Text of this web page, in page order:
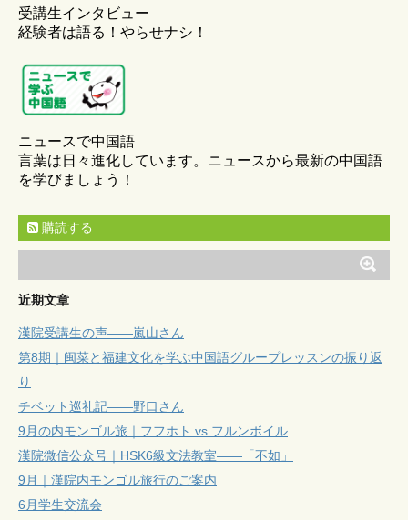
受講生インタビュー
経験者は語る！やらせナシ！
ニュースで中国語
言葉は日々進化しています。ニュースから最新の中国語
を学びましょう！
購読する
近期文章
漢院受講生の声——嵐山さん
第8期｜闽菜と福建文化を学ぶ中国語グループレッスンの振り返
り
チベット巡礼記——野口さん
9月の内モンゴル旅｜フフホト vs フルンボイル
漢院微信公众号｜HSK6級文法教室——「不如」
9月｜漢院内モンゴル旅行のご案内
6月学生交流会